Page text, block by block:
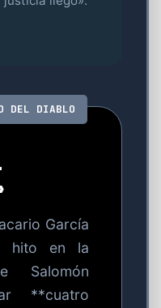
DEL DIABLO
García
hito en la
Salomón
**cuatro